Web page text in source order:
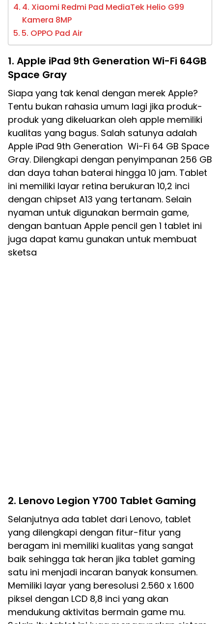
4. Xiaomi Redmi Pad MediaTek Helio G99
Kamera 8MP
5. OPPO Pad Air
1. Apple iPad 9th Generation Wi-Fi 64GB
Space Gray
Siapa yang tak kenal dengan merek Apple?
Tentu bukan rahasia umum lagi jika produk-
produk yang dikeluarkan oleh apple memiliki
kualitas yang bagus. Salah satunya adalah
Apple iPad 9th Generation Wi-Fi 64 GB Space
Gray. Dilengkapi dengan penyimpanan 256 GB
dan daya tahan baterai hingga 10 jam. Tablet
ini memiliki layar retina berukuran 10,2 inci
dengan chipset A13 yang tertanam. Selain
nyaman untuk digunakan bermain game,
dengan bantuan Apple pencil gen 1 tablet ini
juga dapat kamu gunakan untuk membuat
sketsa
2. Lenovo Legion Y700 Tablet Gaming
Selanjutnya ada tablet dari Lenovo, tablet
yang dilengkapi dengan fitur-fitur yang
beragam ini memiliki kualitas yang sangat
baik sehingga tak heran jika tablet gaming
satu ini menjadi incaran banyak konsumen.
Memiliki layar yang beresolusi 2.560 x 1.600
piksel dengan LCD 8,8 inci yang akan
mendukung aktivitas bermain game mu.